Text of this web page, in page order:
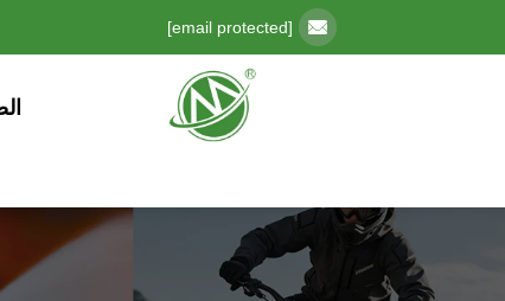
[email protected]